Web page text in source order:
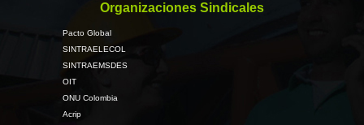
Organizaciones Sindicales
Pacto Global
SINTRAELECOL
SINTRAEMSDES
OIT
ONU Colombia
Acrip